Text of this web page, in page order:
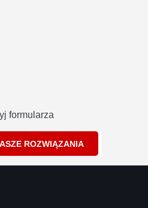
formularza
ROZWIĄZANIA